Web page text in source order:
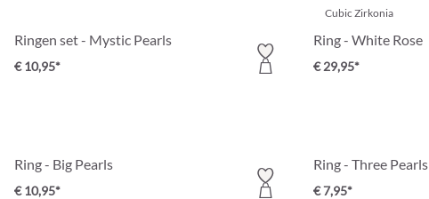
Ringen set - Mystic Pearls
€ 10,95*
Cubic Zirkonia
Ring - White Rose
€ 29,95*
Ring - Big Pearls
€ 10,95*
Ring - Three Pearls
€ 7,95*